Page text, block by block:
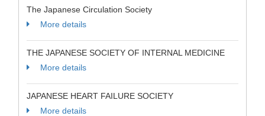
The Japanese Circulation Society
More details
THE JAPANESE SOCIETY OF INTERNAL MEDICINE
More details
JAPANESE HEART FAILURE SOCIETY
More details